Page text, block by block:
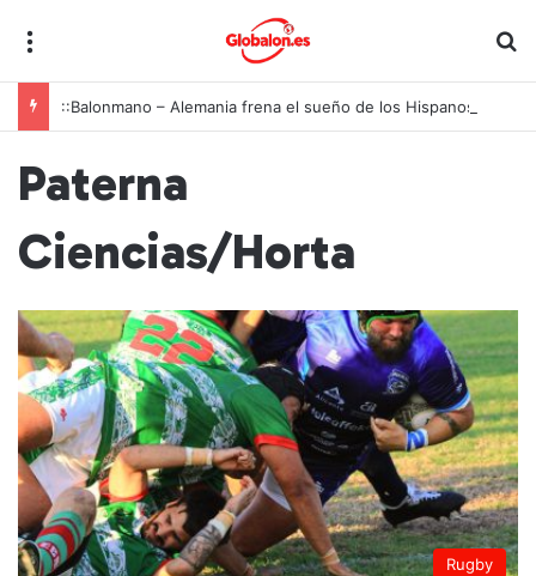
Paterna
Ciencias/Horta
Rugby